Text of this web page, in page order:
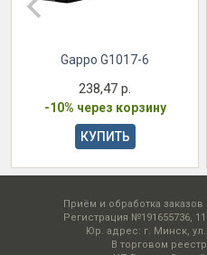
Gappo G1017-6
238,47 р.
-10% через корзину
КУПИТЬ
Приём и обработка
Регистрация №191655736,
Юр. адрес: г. Минск,
В торговом